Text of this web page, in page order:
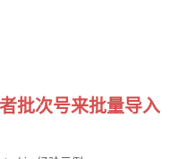
批次号来批量导入